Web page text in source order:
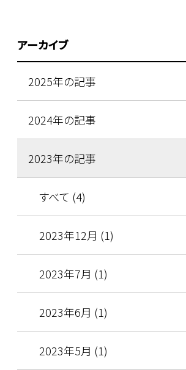
アーカイブ
2025年の記事
2024年の記事
2023年の記事
すべて (4)
2023年12月 (1)
2023年7月 (1)
2023年6月 (1)
2023年5月 (1)